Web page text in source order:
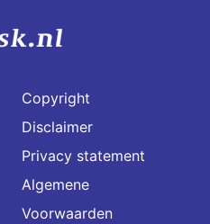
Copyright
Disclaimer
Privacy statement
Algemene
Voorwaarden